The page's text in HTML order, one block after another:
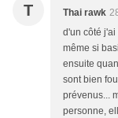
T Thai rawk
d'un côté
même si
ensuite
sont bien
prévenus...
personne,